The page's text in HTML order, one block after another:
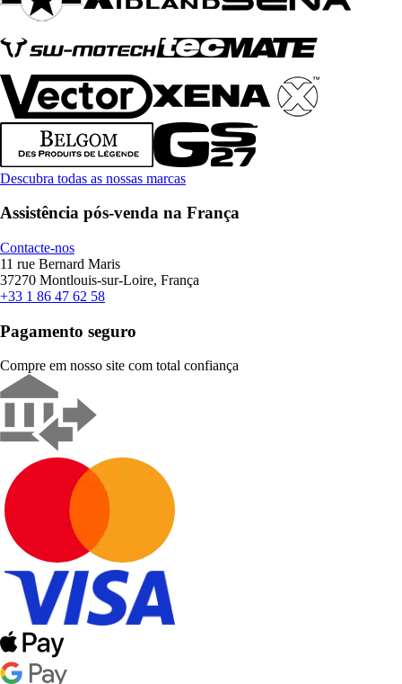
Descubra todas as nossas marcas
Assistência pós-venda na França
Contacte-nos
11 rue Bernard Maris
37270 Montlouis-sur-Loire, França
+33 1 86 47 62 58
Pagamento seguro
Compre em nosso site com total confiança